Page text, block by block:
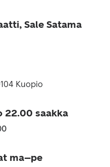
Sale Satama
Kuopio
22.00 saakka
ma–pe